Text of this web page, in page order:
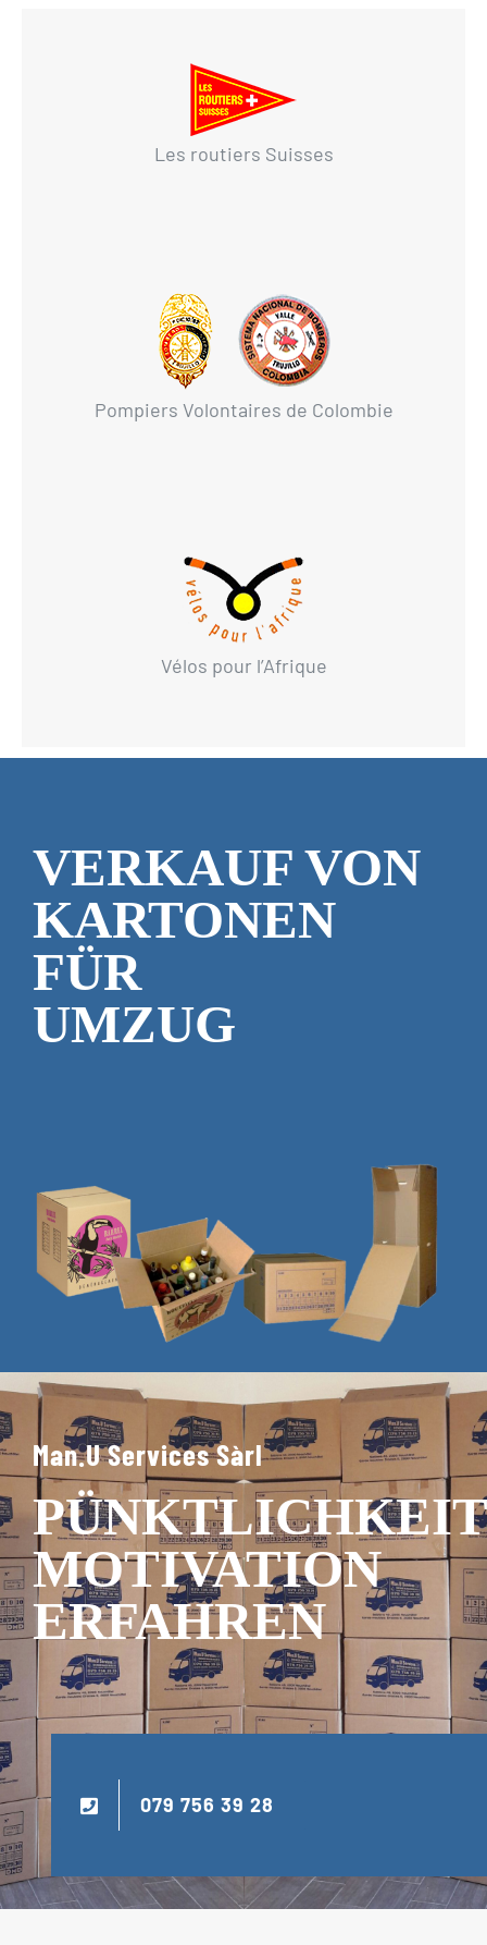
Les routiers Suisses
Pompiers Volontaires de Colombie
Vélos pour l’Afrique
VERKAUF VON
KARTONEN
FÜR
UMZUG
Man.U Services Sàrl
PÜNKTLICHKEIT
MOTIVATION
ERFAHREN
079 756 39 28